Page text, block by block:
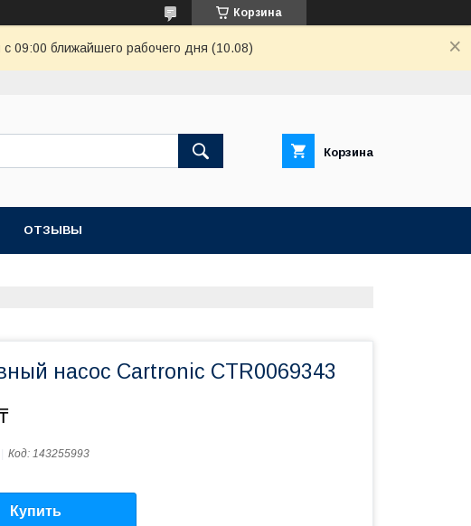
Корзина
09:00 ближайшего рабочего дня (10.08)
Корзина
ОТЗЫВЫ
насос Cartronic CTR0069343
Код: 143255993
Купить